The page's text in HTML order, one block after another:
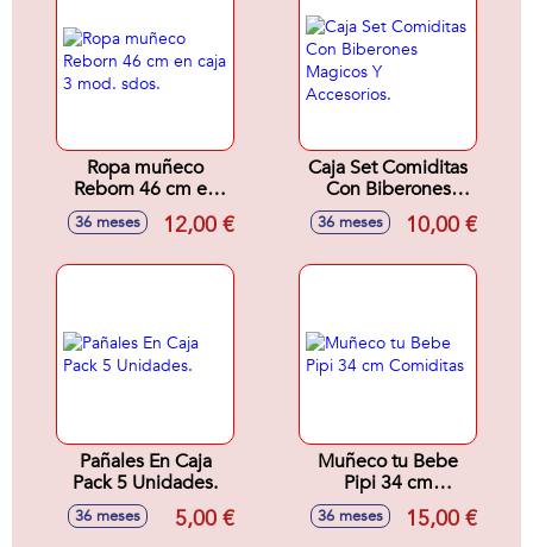
Ropa muñeco
Reborn 46 cm en
caja 3 mod. sdos.
36 meses 12,00 €
Caja Set Comiditas
Con Biberones
Magicos Y
Accesorios.
36 meses 10,00 €
Pañales En Caja
Pack 5 Unidades.
36 meses 5,00 €
Muñeco tu Bebe
Pipi 34 cm
Comiditas
36 meses 15,00 €